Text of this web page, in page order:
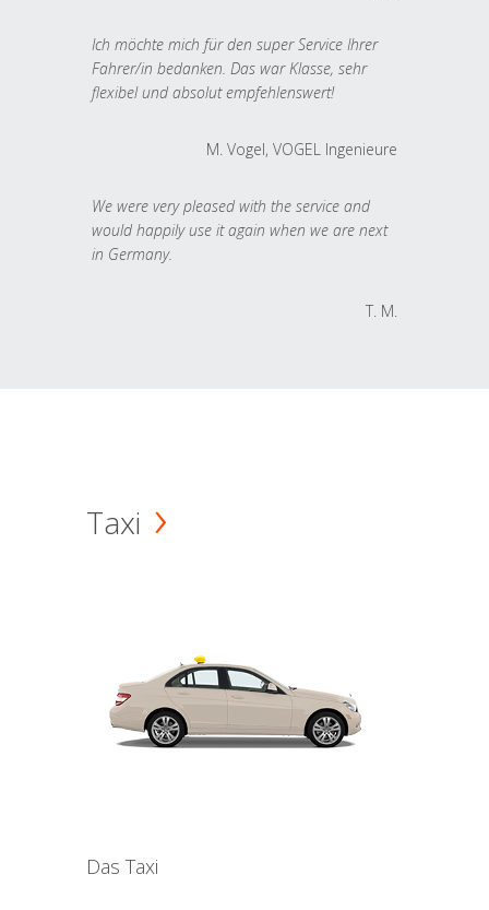
Ich möchte mich für den super Service Ihrer
Fahrer/in bedanken. Das war Klasse, sehr
flexibel und absolut empfehlenswert!
M. Vogel, VOGEL Ingenieure
We were very pleased with the service and
would happily use it again when we are next
in Germany.
T. M.
Taxi
Das Taxi